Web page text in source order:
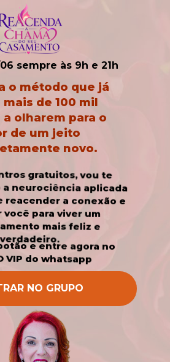
sempre às 9h e 21h
o método que já
de 100 mil
a olharem para o
de um jeito
novo.
gratuitos, vou te
a neurociência aplicada
reacender a conexão e
você para viver um
mais feliz e
verdadeiro.
e entre agora no
VIP do whatsapp
NO GRUPO